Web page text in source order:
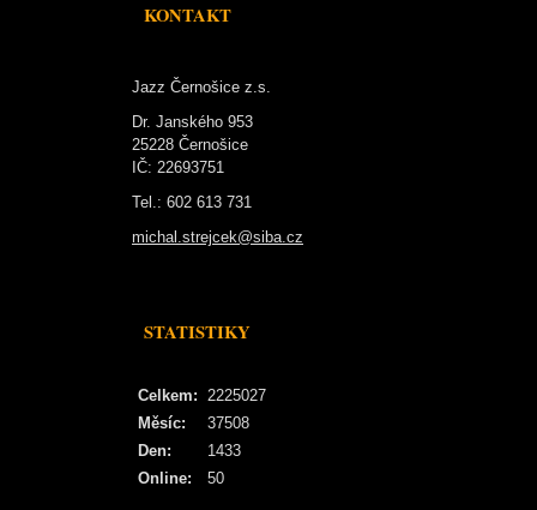
KONTAKT
Jazz Černošice z.s.
Dr. Janského 953
25228 Černošice
IČ: 22693751
Tel.: 602 613 731
michal.strejcek@siba.cz
STATISTIKY
Online: 50
Celkem: 2225027
Měsíc:
37508
Den:
1433